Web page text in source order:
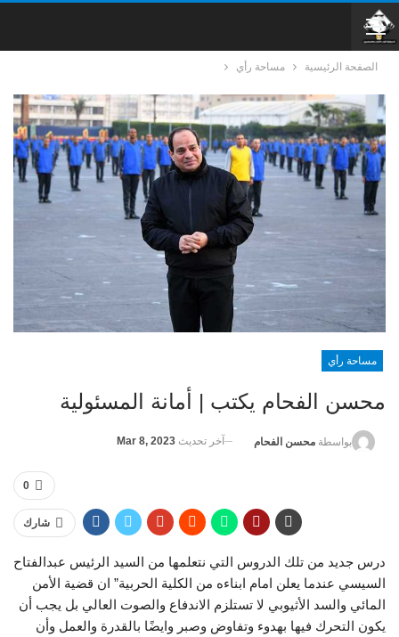
الصفحة الرئيسية مساحة رأي
مساحة رأي
محسن الفحام يكتب | أمانة المسئولية
بواسطة محسن الفحام آخر تحديث Mar 8, 2023
0
شارك
درس جديد من تلك الدروس التي نتعلمها من السيد الرئيس عبدالفتاح
السيسي عندما يعلن امام ابناءه من الكلية الحربية” ان قضية الأمن
المائي والسد الأثيوبي لا تستلزم الاندفاع والصوت العالي بل يجب أن
يكون التحرك فيها بهدوء وتفاوض وصبر وايضًا بالقدرة والعمل وأن